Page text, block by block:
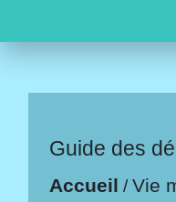
Guide des
Accueil /Vie